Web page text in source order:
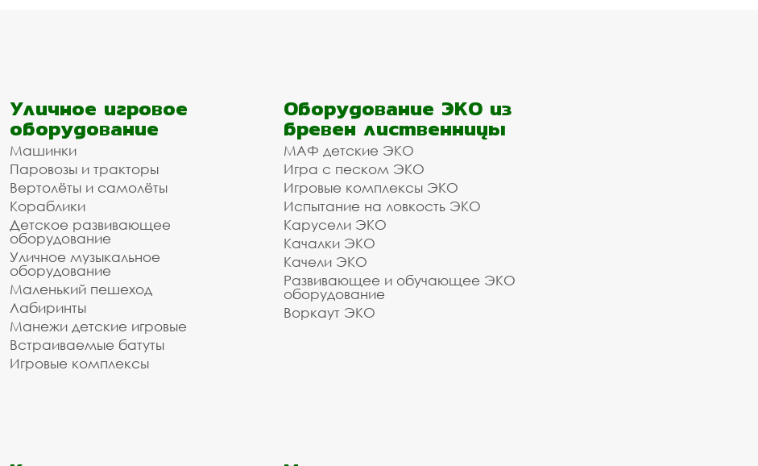
Уличное игровое
оборудование
Машинки
Паровозы и тракторы
Вертолёты и самолёты
Кораблики
Детское развивающее
оборудование
Уличное музыкальное
оборудование
Маленький пешеход
Лабиринты
Манежи детские игровые
Встраиваемые батуты
Игровые комплексы
Оборудование ЭКО из
бревен лиственницы
МАФ детские ЭКО
Игра с песком ЭКО
Игровые комплексы ЭКО
Испытание на ловкость ЭКО
Карусели ЭКО
Качалки ЭКО
Качели ЭКО
Развивающее и обучающее ЭКО
оборудование
Воркаут ЭКО